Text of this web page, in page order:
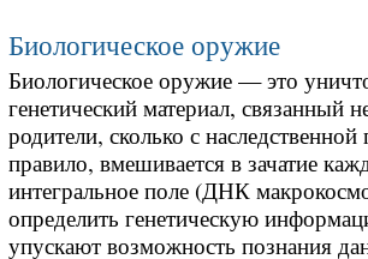
Биологическое оружие
Биологическое оружие — это
генетический материал, связанный
родители, сколько с
правило, вмешивается в зачатие
интегральное поле (ДНК
определить генетическую
упускают возможность познания